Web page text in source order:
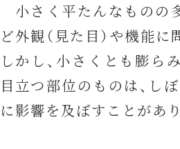
小さく平たんなものの
ど外観（見た目）や機能
しかし、小さくとも膨ら
目立つ部位のものは、し
に影響を及ぼすことがあり